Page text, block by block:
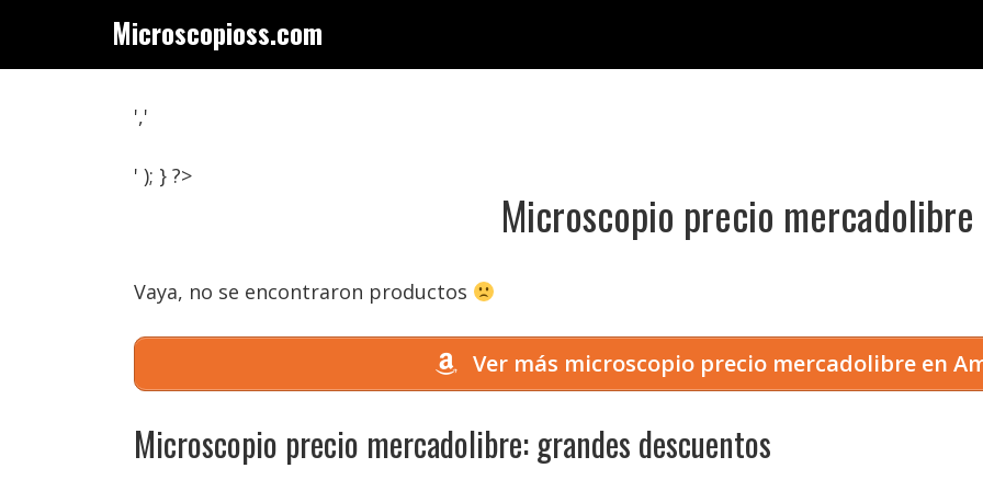
contenido
Microscopioss.com
','
' ); } ?>
Microscopio precio mercadolibre
Vaya, no se encontraron productos
Ver más microscopio precio mercadolibre en
Microscopio precio mercadolibre: grandes descuentos